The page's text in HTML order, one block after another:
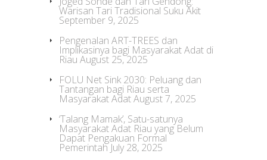
Warisan Tari Tradisional Suku Akit
September 9, 2025
Pengenalan ART-TREES dan
Implikasinya bagi Masyarakat Adat di
Riau August 25, 2025
FOLU Net Sink 2030: Peluang dan
Tantangan bagi Riau serta
Masyarakat AdatAugust 7, 2025
‘Talang Mamak’, Satu-satunya
Masyarakat Adat Riau yang Belum
Dapat Pengakuan Formal
Pemerintah July 28, 2025